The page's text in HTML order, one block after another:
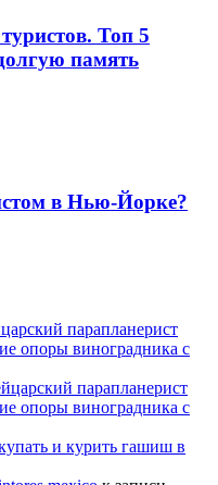
Топ 5
память
в Нью-Йорке?
парапланерист
опоры виноградника с
парапланерист
опоры виноградника с
и курить гашиш в